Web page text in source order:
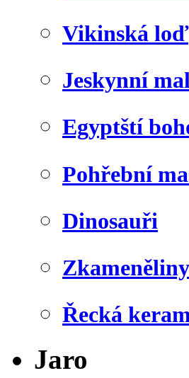
Vikinská loď
Jeskynní
Egyptští
Pohřební
Dinosauři
Řecká
Jaro